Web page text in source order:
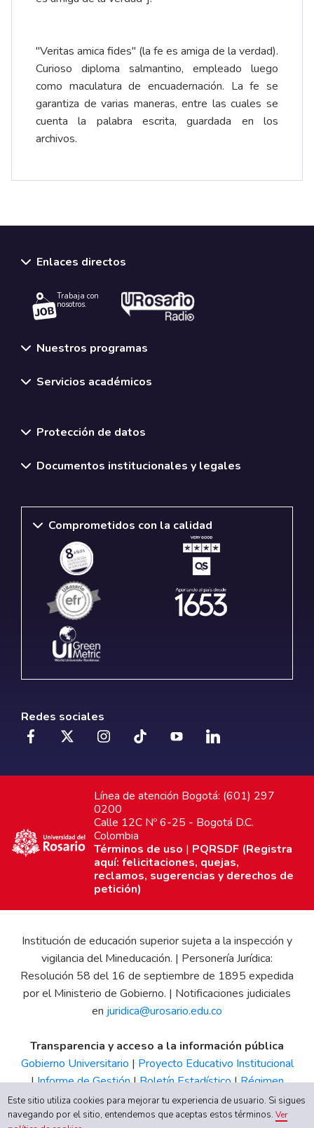
"Veritas amica fides" (la fe es amiga de la verdad).
Curioso diploma salmantino, empleado luego
como maculatura de encuadernación. La fe se
garantiza de varias maneras, entre las cuales se
cuenta la palabra escrita, guardada en los
archivos.
Enlaces directos
Trabaja con
nosotros.
Nuestros programas
Servicios académicos
Protección de datos
Documentos institucionales y legales
Comprometidos con la calidad
Redes sociales
Línea de atención Bogotá: (601) 297
0200
Calle 12C Nº 6-25 - Bogotá D.C.
Colombia
Términos de uso | PQRSDF (Registra
aquí: felicitaciones, quejas,
reclamos, sugerencias y derechos de
petición)
Institución de educación superior sujeta a la inspección y
vigilancia del Mineducación. | Personería Jurídica:
Resolución 58 del 16 de septiembre de 1895 expedida
por el Ministerio de Gobierno. | Notificaciones judiciales
en juridica@urosario.edu.co
Transparencia y acceso a la información pública
Gobierno Universitario | Proyecto Educativo Institucional
|Informe de Gestión|Boletín Estadístico|Régimen
Tributario|Estados Financieros |Código de Ética| Canal
de Integridad UR
Este sitio utiliza cookies para mejorar tu experiencia de usuario. Si sigues
navegando por el sitio, entendemos que aceptas estos términos.Ver